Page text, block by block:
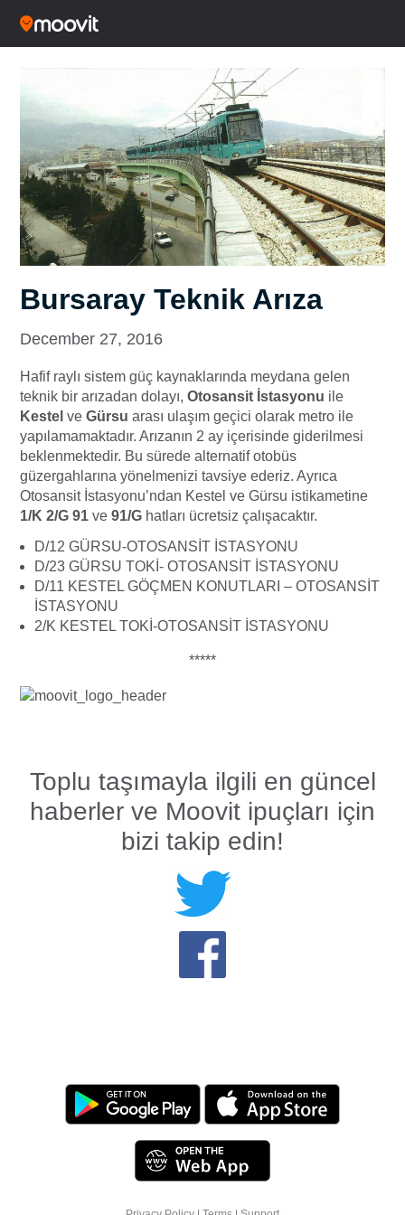
Bursaray Teknik Arıza
December 27, 2016
Hafif raylı sistem güç kaynaklarında meydana gelen
teknik bir arızadan dolayı, Otosansit İstasyonu ile
Kestel ve Gürsu arası ulaşım geçici olarak metro ile
yapılamamaktadır. Arızanın 2 ay içerisinde giderilmesi
beklenmektedir. Bu sürede alternatif otobüs
güzergahlarına yönelmenizi tavsiye ederiz. Ayrıca
Otosansit İstasyonu’ndan Kestel ve Gürsu istikametine
1/K 2/G 91 ve 91/G hatları ücretsiz çalışacaktır.
D/12 GÜRSU-OTOSANSİT İSTASYONU
D/23 GÜRSU TOKİ- OTOSANSİT İSTASYONU
D/11 KESTEL GÖÇMEN KONUTLARI – OTOSANSİT
İSTASYONU
2/K KESTEL TOKİ-OTOSANSİT İSTASYONU
*****
Toplu taşımayla ilgili en güncel
haberler ve Moovit ipuçları için
bizi takip edin!